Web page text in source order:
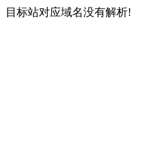
目标站对应域名没有解析!